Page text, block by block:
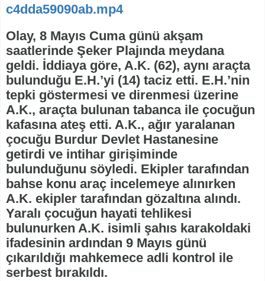
c4dda59090ab.mp4
Olay, 8 Mayıs Cuma günü akşam
saatlerinde Şeker Plajında meydana
geldi. İddiaya göre, A.K. (62), aynı araçta
bulunduğu E.H.’yi (14) taciz etti. E.H.’nin
tepki göstermesi ve direnmesi üzerine
A.K., araçta bulunan tabanca ile çocuğun
kafasına ateş etti. A.K., ağır yaralanan
çocuğu Burdur Devlet Hastanesine
getirdi ve intihar girişiminde
bulunduğunu söyledi. Ekipler tarafından
bahse konu araç incelemeye alınırken
A.K. ekipler tarafından gözaltına alındı.
Yaralı çocuğun hayati tehlikesi
bulunurken A.K. isimli şahıs karakoldaki
ifadesinin ardından 9 Mayıs günü
çıkarıldığı mahkemece adli kontrol ile
serbest bırakıldı.